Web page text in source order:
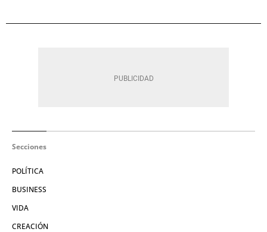
Secciones
POLÍTICA
BUSINESS
VIDA
CREACIÓN